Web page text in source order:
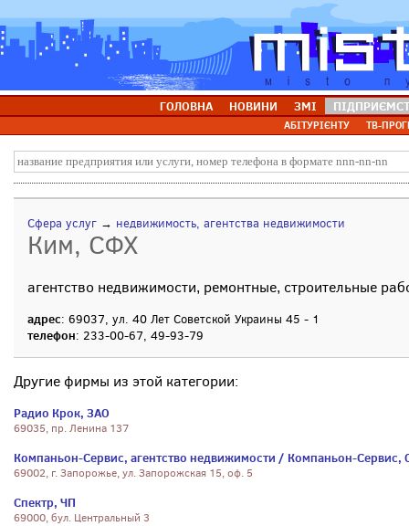
ГОЛОВНА НОВИНИ ЗМІ
АБІТУРІЄНТУ ТВ-
Сфера услуг → недвижимость, агентства недвижимости
Ким, СФХ
агентство недвижимости, ремонтные, строительные
адрес: 69037, ул. 40 Лет Советской Украины 45 - 1
телефон: 233-00-67, 49-93-79
Другие фирмы из этой категории:
Радио Крок, ЗАО
69035, пр. Ленина 137
Компаньон-Сервис, агентство недвижимости / Компаньон-Сервис,
69002, г. Запорожье, ул. Запорожская 15, оф. 5
Спектр, ЧП
69000, бул. Центральный 3